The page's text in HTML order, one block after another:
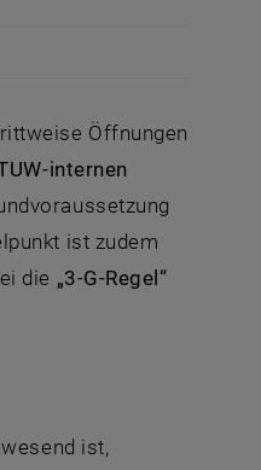
Öffnungen
internen
ist zudem
die „3-G-Regel“
ist,